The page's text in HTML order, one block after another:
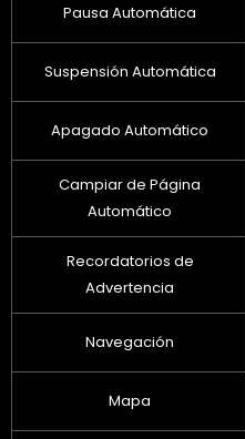
Pausa Automática
Suspensión Automática
Apagado Automático
Campiar de Página
Automático
Recordatorios de
Advertencia
Navegación
Mapa